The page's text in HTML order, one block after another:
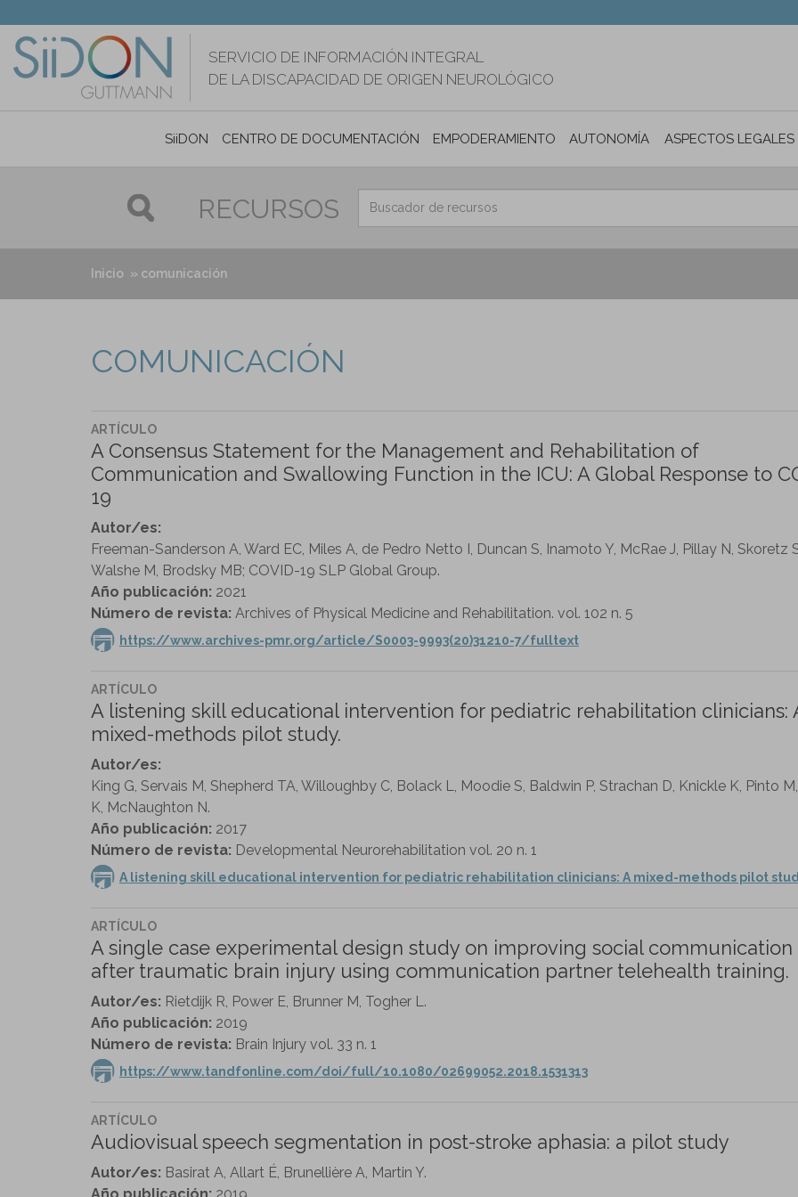
contenido
principal
SERVICIO DE INFORMACIÓN INTEGRAL
DE LA DISCAPACIDAD DE ORIGEN NEUROLÓGICO
SiiDON CENTRO DE DOCUMENTACIÓN EMPODERAMIENTO AUTONOMÍA PERSONAL E
ASPECTOS LEGALES
RECURSOS
Inicio comunicación
COMUNICACIÓN
ARTÍCULO
A Consensus Statement for the Management and Rehabilitation of
Communication and Swallowing Function in the ICU: A Global Response to
19
Autor/es:
Freeman-Sanderson A, Ward EC, Miles A, de Pedro Netto I, Duncan S, Inamoto Y, McRae J, Pillay N, Skoretz
Walshe M, Brodsky MB; COVID-19 SLP Global Group.
Año publicación: 2021
Número de revista: Archives of Physical Medicine and Rehabilitation. vol. 102 n. 5
https://www.archives-pmr.org/article/S0003-9993(20)31210-7/fulltext
ARTÍCULO
A listening skill educational intervention for pediatric rehabilitation clinicians:
mixed-methods pilot study.
Autor/es:
King G, Servais M, Shepherd TA, Willoughby C, Bolack L, Moodie S, Baldwin P, Strachan D, Knickle K, Pinto
K, McNaughton N.
Año publicación: 2017
Número de revista: Developmental Neurorehabilitation vol. 20 n. 1
A listening skill educational intervention for pediatric rehabilitation clinicians: A mixed-methods pilot
ARTÍCULO
A single case experimental design study on improving social communication
after traumatic brain injury using communication partner telehealth training.
Autor/es: Rietdijk R, Power E, Brunner M, Togher L.
Año publicación: 2019
Número de revista: Brain Injury vol. 33 n. 1
https://www.tandfonline.com/doi/full/10.1080/02699052.2018.1531313
ARTÍCULO
Audiovisual speech segmentation in post-stroke aphasia: a pilot study
Autor/es: Basirat A, Allart É, Brunellière A, Martin Y.
Año publicación: 2019